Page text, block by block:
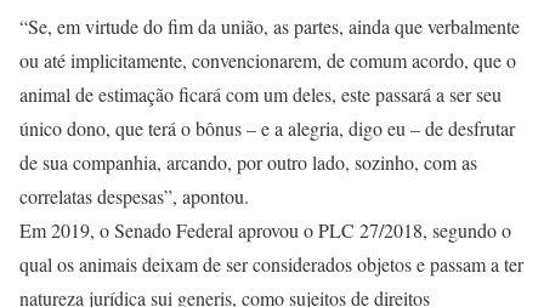
“Se, em virtude do fim da união, as partes, ainda que verbalmente
ou até implicitamente, convencionarem, de comum acordo, que o
animal de estimação ficará com um deles, este passará a ser seu
único dono, que terá o bônus – e a alegria, digo eu – de desfrutar
de sua companhia, arcando, por outro lado, sozinho, com as
correlatas despesas”, apontou.
Em 2019, o Senado Federal aprovou o PLC 27/2018, segundo o
qual os animais deixam de ser considerados objetos e passam a ter
natureza jurídica sui generis, como sujeitos de direitos